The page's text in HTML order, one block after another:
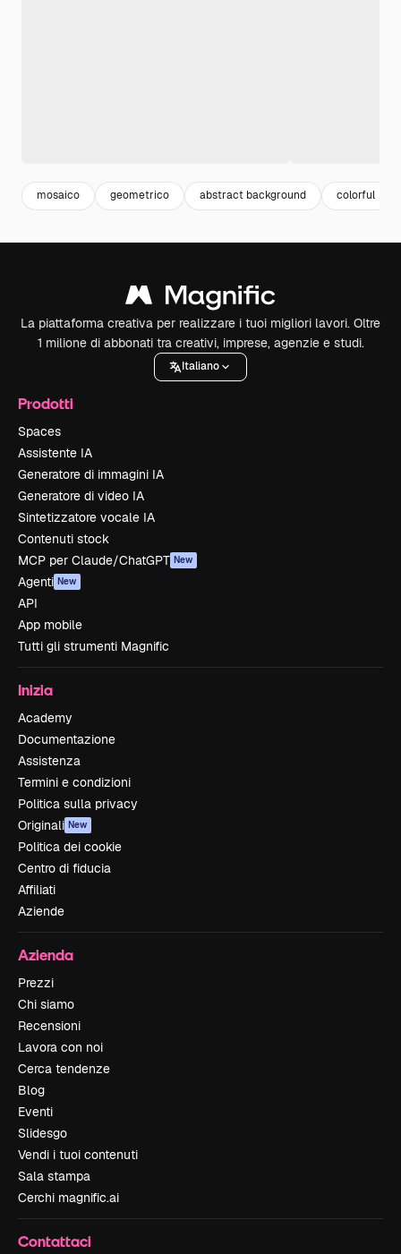
mosaico geometrico abstract background colorful
La piattaforma creativa per realizzare i tuoi migliori lavori. Oltre
1 milione di abbonati tra creativi, imprese, agenzie e studi.
Italiano
Prodotti
Spaces
Assistente IA
Generatore di immagini IA
Generatore di video IA
Sintetizzatore vocale IA
Contenuti stock
MCP per Claude/ChatGPT New
Agenti New
API
App mobile
Tutti gli strumenti Magnific
Inizia
Academy
Documentazione
Assistenza
Termini e condizioni
Politica sulla privacy
Originali New
Politica dei cookie
Centro di fiducia
Affiliati
Aziende
Azienda
Prezzi
Chi siamo
Recensioni
Lavora con noi
Cerca tendenze
Blog
Eventi
Slidesgo
Vendi i tuoi contenuti
Sala stampa
Cerchi magnific.ai
Contattaci